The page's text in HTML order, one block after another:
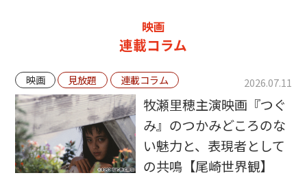
映画
連載コラム
映画 見放題 連載コラム 2026.07.11
牧瀬里穂主演映画『つぐ
み』のつかみどころのな
い魅力と、表現者として
の共鳴【尾崎世界観】